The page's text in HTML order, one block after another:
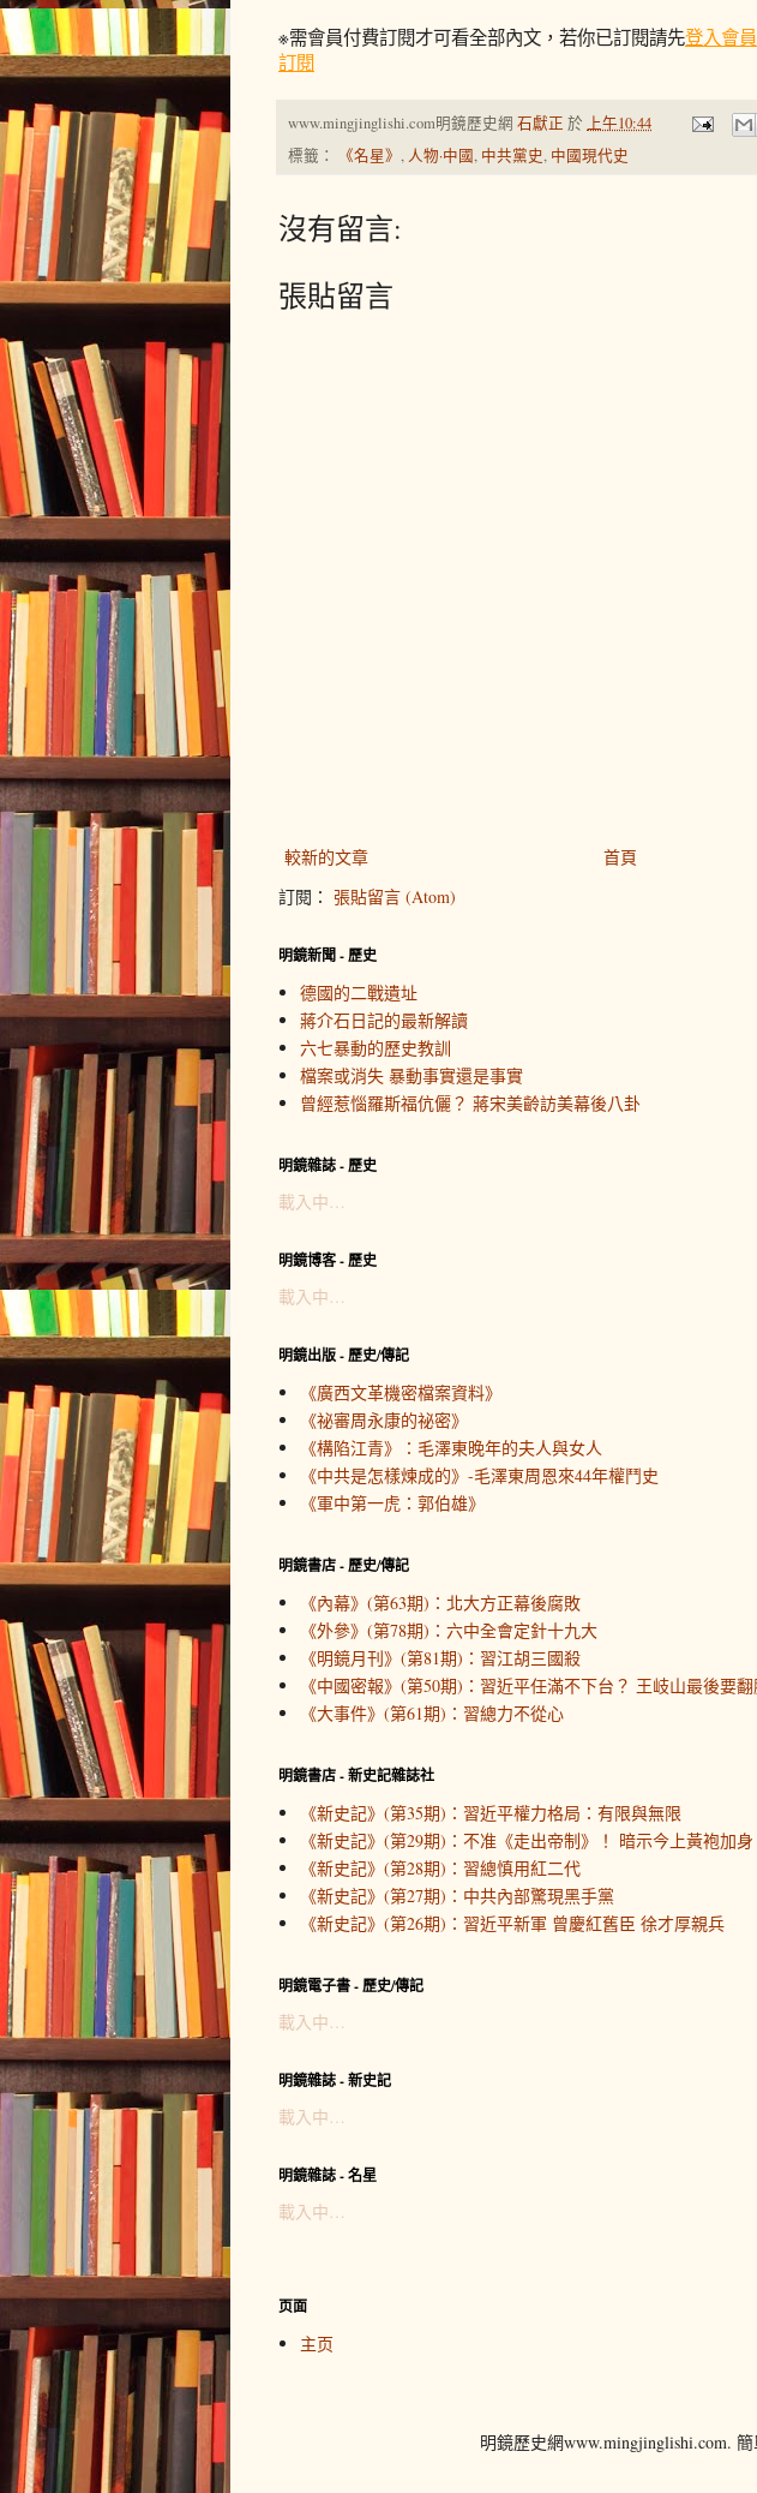
※需會員付費訂閱才可看全部內文，若你已訂閱請先登入會員
訂閱
www.mingjinglishi.com明鏡歷史網 石獻正 於 上午10:44
標籤：
《名星》 , 人物·中國, 中共黨史, 中國現代史
沒有留言:
張貼留言
較新的文章
首頁
訂閱： 張貼留言 (Atom)
明鏡新聞 - 歷史
德國的二戰遺址
蔣介石日記的最新解讀
六七暴動的歷史教訓
檔案或消失 暴動事實還是事實
曾經惹惱羅斯福伉儷？ 蔣宋美齡訪美幕後八卦
明鏡雜誌 - 歷史
載入中…
明鏡博客 - 歷史
載入中…
明鏡出版 - 歷史/傳記
《廣西文革機密檔案資料》
《祕審周永康的祕密》
《構陷江青》：毛澤東晚年的夫人與女人
《中共是怎樣煉成的》-毛澤東周恩來44年權鬥史
《軍中第一虎：郭伯雄》
明鏡書店 - 歷史/傳記
《內幕》(第63期)：北大方正幕後腐敗
《外參》(第78期)：六中全會定針十九大
《明鏡月刊》(第81期)：習江胡三國殺
《中國密報》(第50期)：習近平任滿不下台？ 王岐山最後要翻
《大事件》(第61期)：習總力不從心
明鏡書店 - 新史記雜誌社
《新史記》(第35期)：習近平權力格局：有限與無限
《新史記》(第29期)：不准《走出帝制》！ 暗示今上黃袍加身
《新史記》(第28期)：習總慎用紅二代
《新史記》(第27期)：中共內部驚現黑手黨
《新史記》(第26期)：習近平新軍 曾慶紅舊臣 徐才厚親兵
明鏡電子書 - 歷史/傳記
載入中…
明鏡雜誌 - 新史記
載入中…
明鏡雜誌 - 名星
載入中…
页面
主页
明鏡歷史網www.mingjinglishi.com.